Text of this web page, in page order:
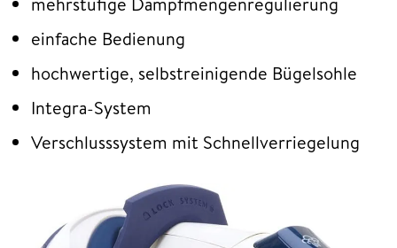
einfache Bedienung
hochwertige, selbstreinigende Bügelsohle
Integra-System
Verschlusssystem mit Schnellverriegelung